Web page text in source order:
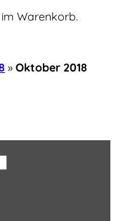
Warenkorb.
» Oktober 2018